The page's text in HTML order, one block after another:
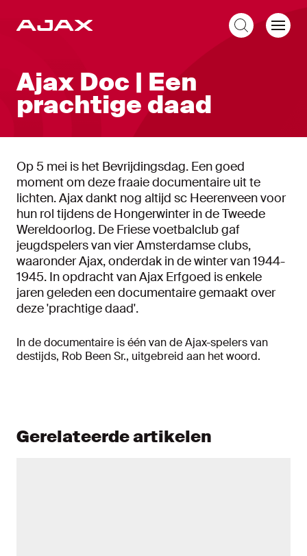
Ajax Doc | Een
prachtige daad
Op 5 mei is het Bevrijdingsdag. Een goed
moment om deze fraaie documentaire uit te
lichten. Ajax dankt nog altijd sc Heerenveen voor
hun rol tijdens de Hongerwinter in de Tweede
Wereldoorlog. De Friese voetbalclub gaf
jeugdspelers van vier Amsterdamse clubs,
waaronder Ajax, onderdak in de winter van 1944-
1945. In opdracht van Ajax Erfgoed is enkele
jaren geleden een documentaire gemaakt over
deze 'prachtige daad'.
In de documentaire is één van de Ajax-spelers van
destijds, Rob Been Sr., uitgebreid aan het woord.
Gerelateerde artikelen